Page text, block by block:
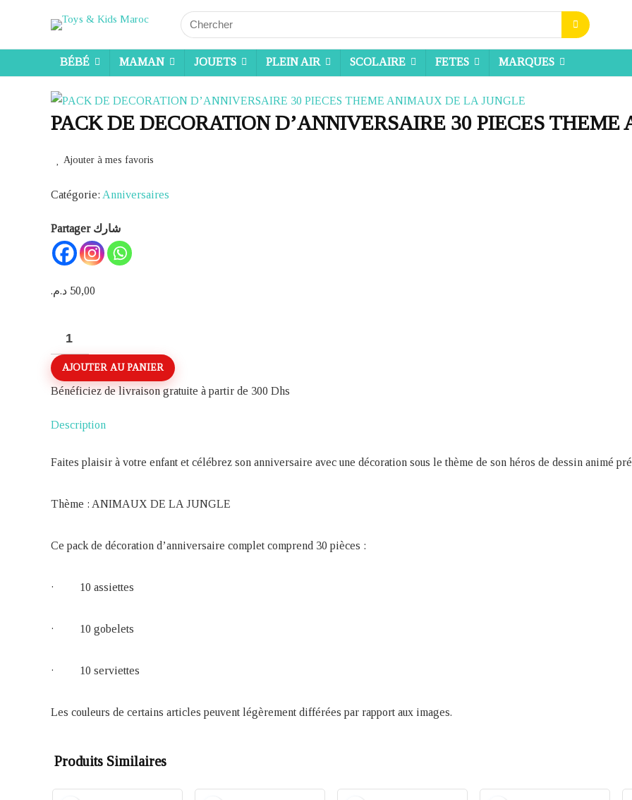
Search
for:
BÉBÉ MAMAN JOUETS PLEIN AIR SCOLAIRE FETES MARQUES
PACK DE DECORATION D’ANNIVERSAIRE 30 PIECES
Ajouter à mes favoris
Catégorie: Anniversaires
Partager شارك
50,00 د.م.
quantité
de
PACK
DE
D’ANNIVERSAIRE
PIECES
ANIMAUX
LA
AJOUTER AU PANIER
Bénéficiez de livraison gratuite à partir de 300 Dhs
Description
Faites plaisir à votre enfant et célébrez son anniversaire avec une décoration sous le thème de son héros de dessin animé
Thème : ANIMAUX DE LA JUNGLE
Ce pack de décoration d’anniversaire complet comprend 30 pièces :
· 10 assiettes
· 10 gobelets
· 10 serviettes
Les couleurs de certains articles peuvent légèrement différées par rapport aux images.
Produits Similaires